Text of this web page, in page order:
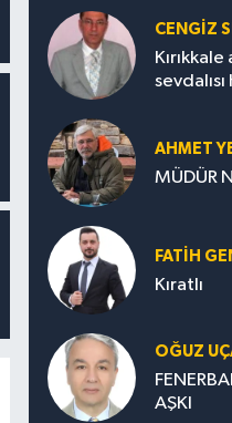
CENGİZ
Kırıkkale
sevdalısı
AHMET
MÜDÜR
FATIH
Kıratlı
OĞUZ
AŞKI